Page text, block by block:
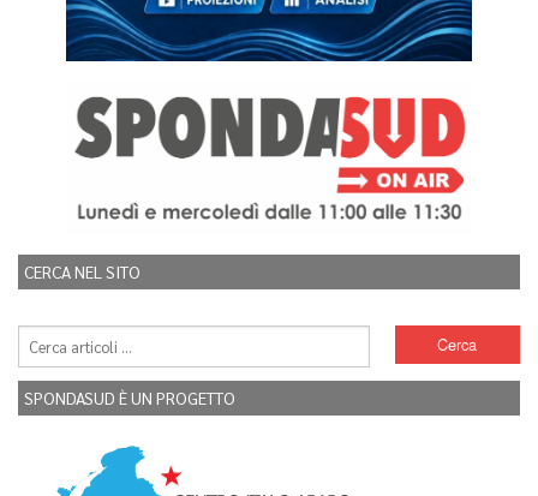
CERCA NEL SITO
SPONDASUD È UN PROGETTO